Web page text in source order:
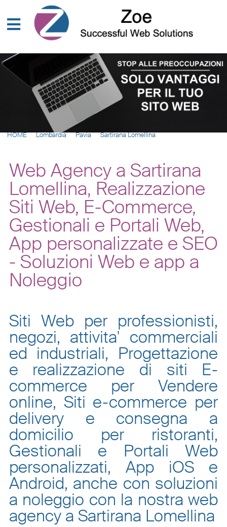
HOME Lombardia Pavia Sartirana Lomellina
Web Agency a Sartirana
Lomellina, Realizzazione
Siti Web, E-Commerce,
Gestionali e Portali Web,
App personalizzate e SEO
- Soluzioni Web e app a
Noleggio
Siti Web per professionisti,
negozi, attivita' commerciali
ed industriali, Progettazione
e realizzazione di siti E-
commerce per Vendere
online, Siti e-commerce per
delivery e consegna a
domicilio per ristoranti,
Gestionali e Portali Web
personalizzati, App iOS e
Android, anche con soluzioni
a noleggio con la nostra web
agency a Sartirana Lomellina